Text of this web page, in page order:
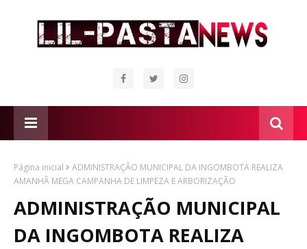
Página inicial
ADMINISTRAÇÃO MUNICIPAL DA INGOMBOTA REALIZA
AMANHÃ MEGA CAMPANHA DE LIMPEZA E ARBORIZAÇÃO
ADMINISTRAÇÃO MUNICIPAL
DA INGOMBOTA REALIZA